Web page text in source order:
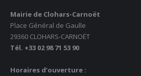
Mairie de Clohars-Carnoët
Place Général de Gaulle
29360 CLOHARS-CARNOËT
Tél. +33 02 98 71 53 90
Horaires d’ouverture :